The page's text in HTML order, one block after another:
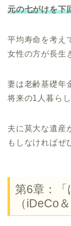
元の七がけを下
平均寿命を考え
女性の方が長生
妻は老齢基礎年
将来の1人暮ら
夫に莫大な遺産
もしなければぜ
第6章：「
（iDeCo